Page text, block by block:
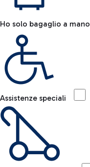
Ho solo bagaglio a mano
Assistenze speciali